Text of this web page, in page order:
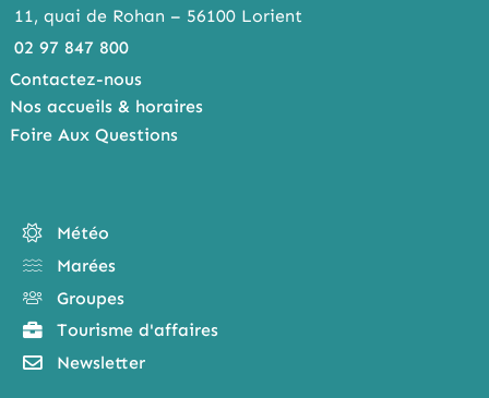
11, quai de Rohan – 56100 Lorient
02 97 847 800
Contactez-nous
Nos accueils & horaires
Foire Aux Questions
Météo
Marées
Groupes
Tourisme d'affaires
Newsletter